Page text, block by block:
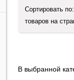
Сортировать
товаров на
В выбранной